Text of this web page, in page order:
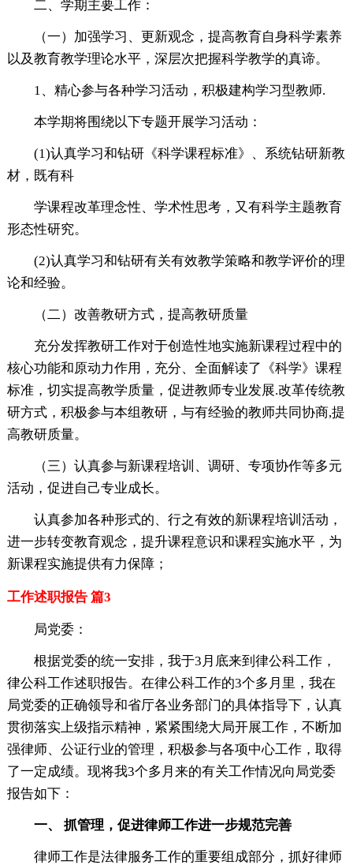
二、学期主要工作：
（一）加强学习、更新观念，提高教育自身科学素养
以及教育教学理论水平，深层次把握科学教学的真谛。
1、精心参与各种学习活动，积极建构学习型教师.
本学期将围绕以下专题开展学习活动：
(1)认真学习和钻研《科学课程标准》、系统钻研新教
材，既有科
学课程改革理念性、学术性思考，又有科学主题教育
形态性研究。
(2)认真学习和钻研有关有效教学策略和教学评价的理
论和经验。
（二）改善教研方式，提高教研质量
充分发挥教研工作对于创造性地实施新课程过程中的
核心功能和原动力作用，充分、全面解读了《科学》课程
标准，切实提高教学质量，促进教师专业发展.改革传统教
研方式，积极参与本组教研，与有经验的教师共同协商,提
高教研质量。
（三）认真参与新课程培训、调研、专项协作等多元
活动，促进自己专业成长。
认真参加各种形式的、行之有效的新课程培训活动，
进一步转变教育观念，提升课程意识和课程实施水平，为
新课程实施提供有力保障；
工作述职报告 篇3
局党委：
根据党委的统一安排，我于3月底来到律公科工作，
律公科工作述职报告。在律公科工作的3个多月里，我在
局党委的正确领导和省厅各业务部门的具体指导下，认真
贯彻落实上级指示精神，紧紧围绕大局开展工作，不断加
强律师、公证行业的管理，积极参与各项中心工作，取得
了一定成绩。现将我3个多月来的有关工作情况向局党委
报告如下：
一、 抓管理，促进律师工作进一步规范完善
律师工作是法律服务工作的重要组成部分，抓好律师